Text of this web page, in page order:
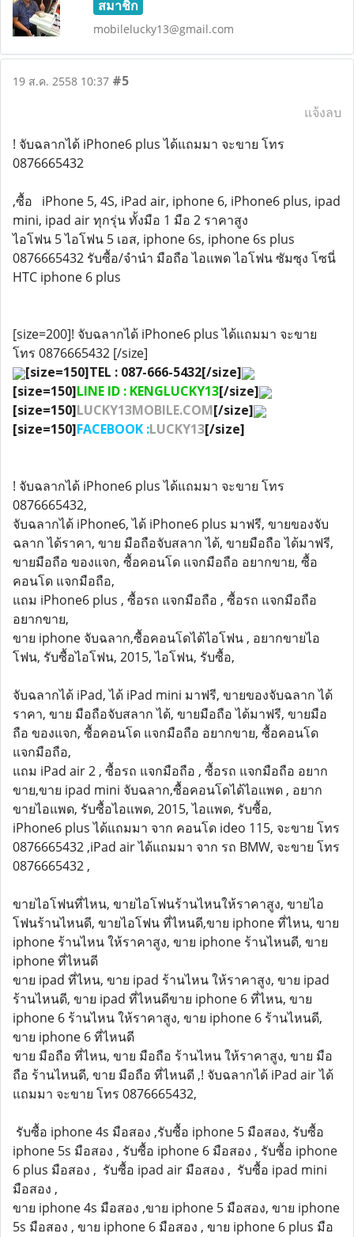
สมาชิก
mobilelucky13@gmail.com
19 ส.ค. 2558 10:37 #5
แจ้งลบ
! จับฉลากได้ iPhone6 plus ได้แถมมา จะขาย โทร
0876665432
,ซื้อ iPhone 5, 4S, iPad air, iphone 6, iPhone6 plus, ipad
mini, ipad air ทุกรุ่น ทั้งมือ 1 มือ 2 ราคาสูง
ไอโฟน 5 ไอโฟน 5 เอส, iphone 6s, iphone 6s plus
0876665432 รับซื้อ/จำนำ มือถือ ไอแพด ไอโฟน ซัมซุง โซนี่
HTC iphone 6 plus
[size=200]! จับฉลากได้ iPhone6 plus ได้แถมมา จะขาย
โทร 0876665432 [/size]
[size=150]TEL : 087-666-5432[/size]
[size=150]LINE ID : KENGLUCKY13[/size]
[size=150]LUCKY13MOBILE.COM[/size]
[size=150]FACEBOOK :LUCKY13[/size]
! จับฉลากได้ iPhone6 plus ได้แถมมา จะขาย โทร
0876665432,
จับฉลากได้ iPhone6, ได้ iPhone6 plus มาฟรี, ขายของจับ
ฉลาก ได้ราคา, ขาย มือถือจับสลาก ได้, ขายมือถือ ได้มาฟรี,
ขายมือถือ ของแจก, ซื้อคอนโด แจกมือถือ อยากขาย, ซื้อ
คอนโด แจกมือถือ,
แถม iPhone6 plus , ซื้อรถ แจกมือถือ , ซื้อรถ แจกมือถือ
อยากขาย,
ขาย iphone จับฉลาก,ซื้อคอนโดได้ไอโฟน , อยากขายไอ
โฟน, รับซื้อไอโฟน, 2015, ไอโฟน, รับซื้อ,
จับฉลากได้ iPad, ได้ iPad mini มาฟรี, ขายของจับฉลาก ได้
ราคา, ขาย มือถือจับสลาก ได้, ขายมือถือ ได้มาฟรี, ขายมือ
ถือ ของแจก, ซื้อคอนโด แจกมือถือ อยากขาย, ซื้อคอนโด
แจกมือถือ,
แถม iPad air 2 , ซื้อรถ แจกมือถือ , ซื้อรถ แจกมือถือ อยาก
ขาย,ขาย ipad mini จับฉลาก,ซื้อคอนโดได้ไอแพด , อยาก
ขายไอแพด, รับซื้อไอแพด, 2015, ไอแพด, รับซื้อ,
iPhone6 plus ได้แถมมา จาก คอนโด ideo 115, จะขาย โทร
0876665432 ,iPad air ได้แถมมา จาก รถ BMW, จะขาย โทร
0876665432 ,
ขายไอโฟนที่ไหน, ขายไอโฟนร้านไหนให้ราคาสูง, ขายไอ
โฟนร้านไหนดี, ขายไอโฟน ที่ไหนดี,ขาย iphone ที่ไหน, ขาย
iphone ร้านไหน ให้ราคาสูง, ขาย iphone ร้านไหนดี, ขาย
iphone ที่ไหนดี
ขาย ipad ที่ไหน, ขาย ipad ร้านไหน ให้ราคาสูง, ขาย ipad
ร้านไหนดี, ขาย ipad ที่ไหนดีขาย iphone 6 ที่ไหน, ขาย
iphone 6 ร้านไหน ให้ราคาสูง, ขาย iphone 6 ร้านไหนดี,
ขาย iphone 6 ที่ไหนดี
ขาย มือถือ ที่ไหน, ขาย มือถือ ร้านไหน ให้ราคาสูง, ขาย มือ
ถือ ร้านไหนดี, ขาย มือถือ ที่ไหนดี ,! จับฉลากได้ iPad air ได้
แถมมา จะขาย โทร 0876665432,
รับซื้อ iphone 4s มือสอง ,รับซื้อ iphone 5 มือสอง, รับซื้อ
iphone 5s มือสอง , รับซื้อ iphone 6 มือสอง , รับซื้อ iphone
6 plus มือสอง , รับซื้อ ipad air มือสอง , รับซื้อ ipad mini
มือสอง ,
ขาย iphone 4s มือสอง ,ขาย iphone 5 มือสอง, ขาย iphone
5s มือสอง , ขาย iphone 6 มือสอง , ขาย iphone 6 plus มือ